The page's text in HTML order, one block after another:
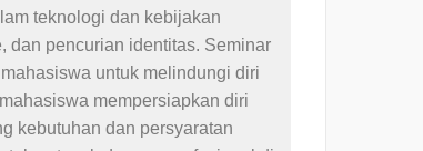
teknologi dan kebijakan
dan pencurian identitas. Seminar
untuk melindungi diri
mempersiapkan diri
kebutuhan dan persyaratan